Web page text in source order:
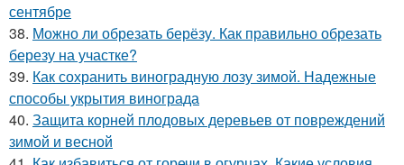
сентябре
38. Можно ли обрезать берёзу. Как правильно обрезать
березу на участке?
39. Как сохранить виноградную лозу зимой. Надежные
способы укрытия винограда
40. Защита корней плодовых деревьев от повреждений
зимой и весной